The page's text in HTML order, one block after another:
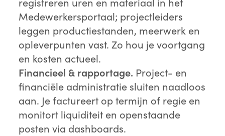
Medewerkersportaal; projectleiders
leggen productiestanden, meerwerk en
opleverpunten vast. Zo hou je voortgang
en kosten actueel.
Financieel & rapportage. Project- en
financiële administratie sluiten naadloos
aan. Je factureert op termijn of regie en
monitort liquiditeit en openstaande
posten via dashboards.